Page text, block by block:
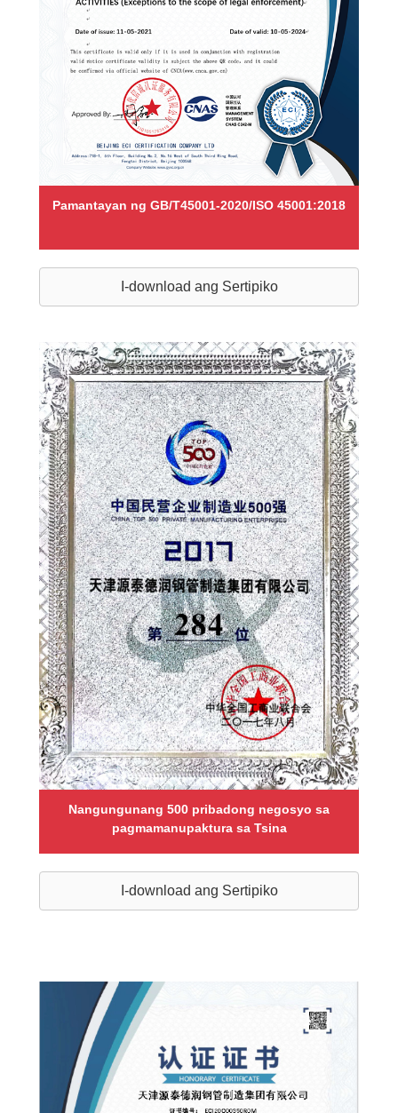
Pamantayan ng GB/T45001-2020/ISO 45001:2018
I-download ang Sertipiko
Nangungunang 500 pribadong negosyo sa
pagmamanupaktura sa Tsina
I-download ang Sertipiko